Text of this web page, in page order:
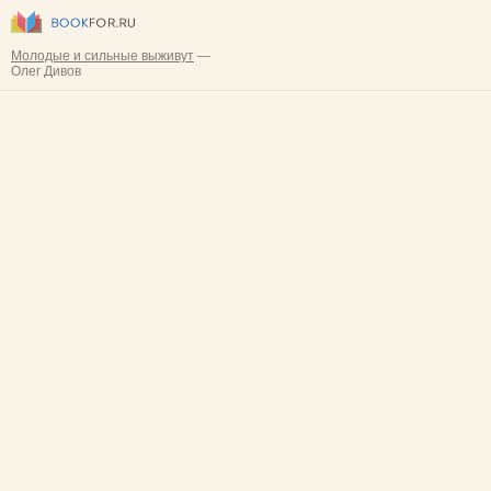
Молодые и сильные выживут —
Олег Дивов